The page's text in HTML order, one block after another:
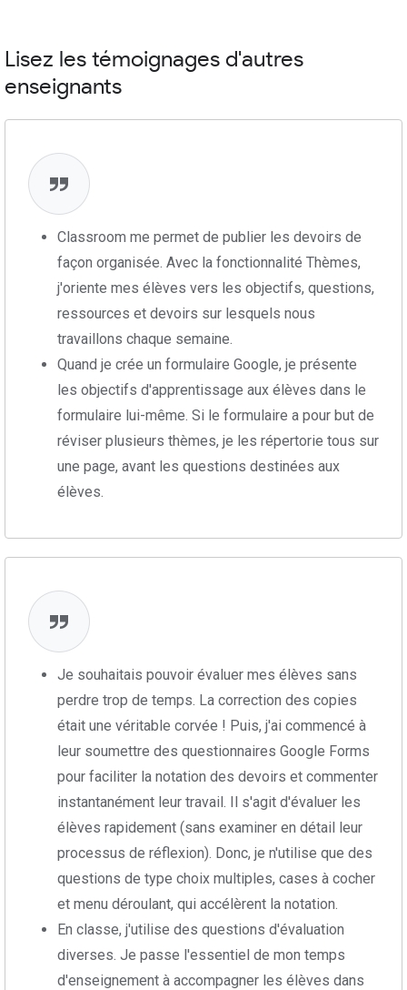
Lisez les témoignages d'autres
enseignants
Classroom me permet de publier les devoirs de
façon organisée. Avec la fonctionnalité Thèmes,
j'oriente mes élèves vers les objectifs, questions,
ressources et devoirs sur lesquels nous
travaillons chaque semaine.
Quand je crée un formulaire Google, je présente
les objectifs d'apprentissage aux élèves dans le
formulaire lui-même. Si le formulaire a pour but de
réviser plusieurs thèmes, je les répertorie tous sur
une page, avant les questions destinées aux
élèves.
Je souhaitais pouvoir évaluer mes élèves sans
perdre trop de temps. La correction des copies
était une véritable corvée ! Puis, j'ai commencé à
leur soumettre des questionnaires Google Forms
pour faciliter la notation des devoirs et commenter
instantanément leur travail. Il s'agit d'évaluer les
élèves rapidement (sans examiner en détail leur
processus de réflexion). Donc, je n'utilise que des
questions de type choix multiples, cases à cocher
et menu déroulant, qui accélèrent la notation.
En classe, j'utilise des questions d'évaluation
diverses. Je passe l'essentiel de mon temps
d'enseignement à accompagner les élèves dans